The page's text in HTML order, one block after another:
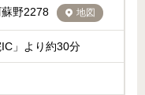
野2278 地図
」より約30分